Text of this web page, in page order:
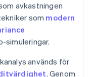
avkastningen
som modern
simuleringar.
används för
. Genom